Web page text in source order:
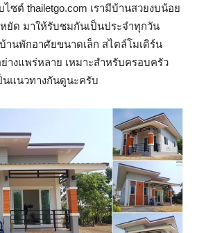
ซต์ thailetgo.com เรามีบ้านสวยงบน้อย
ยัด มาให้รับชมกันเป็นประจำทุกวัน
านพักอาศัยขนาดเล็ก สไตล์โมเดิร์น
างแพร่หลาย เหมาะสำหรับครอบครัว
แนวทางกันดูนะครับ